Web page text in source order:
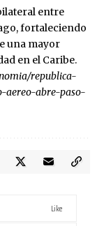
entre
fortaleciendo
una mayor
en el Caribe.
republica-
aereo-abre-paso-
Like